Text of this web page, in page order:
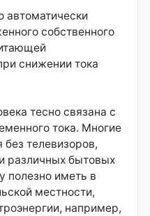
автоматически
собственного
снижении тока
тесно связана с
тока. Многие
телевизоров,
различных бытовых
полезно иметь в
местности,
например,